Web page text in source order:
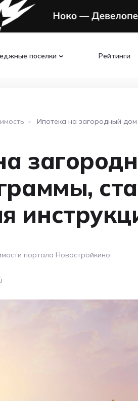
поселки Рейтинги
•
Ипотека на загородный
портала Новостройкино